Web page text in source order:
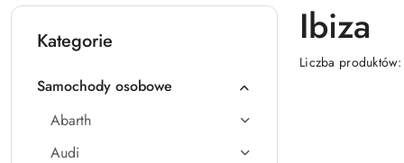
Kategorie
Samochody osobowe
Abarth
Audi
Ibiza
Liczba